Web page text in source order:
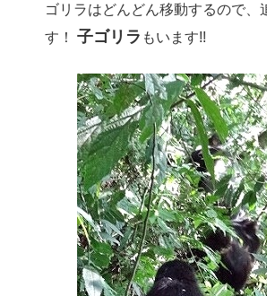
ゴリラはどんどん移動するので、
す！ 子ゴリラ もいます!!